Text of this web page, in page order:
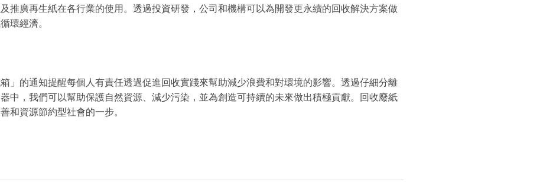
推廣再生紙在各行業的使用。透過投資研發，公司和機構可以為開發更永續的回收解決方案做
環經濟。
箱」的通知提醒每個人有責任透過促進回收實踐來幫助減少浪費和對環境的影響。透過仔細分離
中，我們可以幫助保護自然資源、減少污染，並為創造可持續的未來做出積極貢獻。回收廢紙
和資源節約型社會的一步。